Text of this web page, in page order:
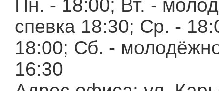
Пн. - 18:00; Вт. -
спевка 18:30; Ср. -
18:00; Сб. -
16:30